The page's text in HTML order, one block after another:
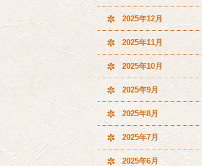
2025年12月
2025年11月
2025年10月
2025年9月
2025年8月
2025年7月
2025年6月